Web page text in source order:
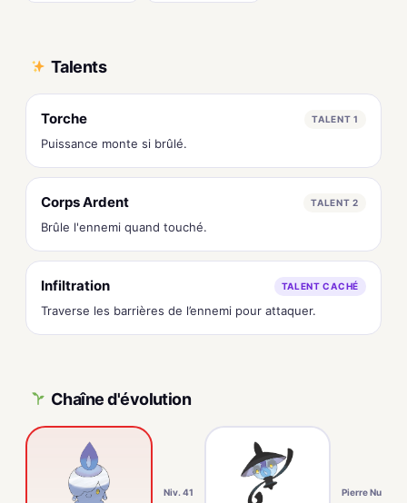
Talents
Torche TALENT 1
Puissance monte si brûlé.
Corps Ardent TALENT 2
Brûle l'ennemi quand touché.
Infiltration TALENT CACHÉ
Traverse les barrières de l’ennemi pour attaquer.
Chaîne d'évolution
Niv. 41 Pierre Nuit